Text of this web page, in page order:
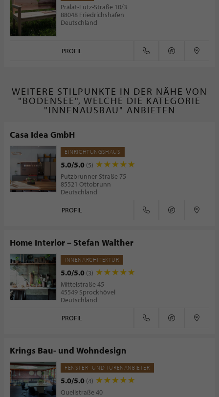
Prälat-Lutz-Straße 10/3
88048 Friedrichshafen
Deutschland
PROFIL
WEITERE STILPUNKTE IN DER NÄHE VON
"BODENSEE", WELCHE DIE KATEGORIE
"INNENAUSBAU" ANBIETEN
Casa Idea GmbH
EINRICHTUNGSHAUS
5.0/5.0 (5)
Putzbrunner Straße 75
85521 Ottobrunn
Deutschland
PROFIL
Home Interior – Stefan Walther
INNENARCHITEKTUR
5.0/5.0 (3)
Mittelstraße 45
45549 Sprockhövel
Deutschland
PROFIL
Krings Bau- und Wohndesign
FENSTER- UND TÜRENANBIETER
5.0/5.0 (4)
Quellstraße 40